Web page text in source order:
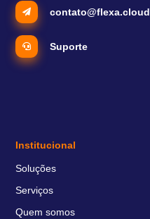
contato@flexa.cloud
Suporte
Institucional
Soluções
Serviços
Quem somos